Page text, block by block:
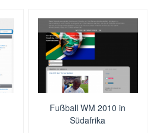
Fußball WM 2010 in
Südafrika